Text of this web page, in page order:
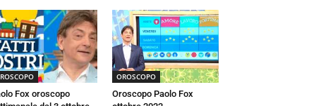
Fox oroscopo
OROSCOPO
Oroscopo Paolo Fox